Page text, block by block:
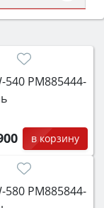
или
семьи,
540 PM885444-
в корзину
580 PM885844-